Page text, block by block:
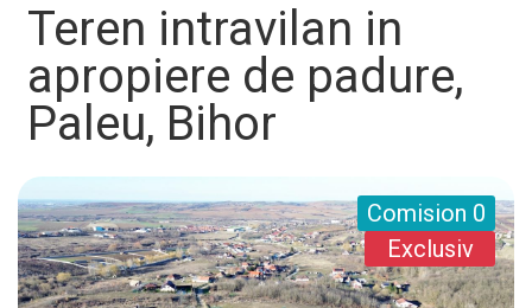
Teren intravilan in
apropiere de padure,
Paleu, Bihor
Comision 0
Exclusiv